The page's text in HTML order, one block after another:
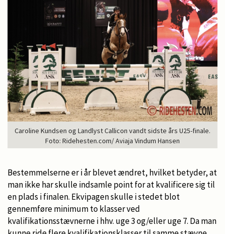
Caroline Kundsen og Landlyst Callicon vandt sidste års U25-finale.
Foto: Ridehesten.com/ Aviaja Vindum Hansen
Bestemmelserne er i år blevet ændret, hvilket betyder, at
man ikke har skulle indsamle point for at kvalificere sig til
en plads i finalen. Ekvipagen skulle i stedet blot
gennemføre minimum to klasser ved
kvalifikationsstævnerne i hhv. uge 3 og/eller uge 7. Da man